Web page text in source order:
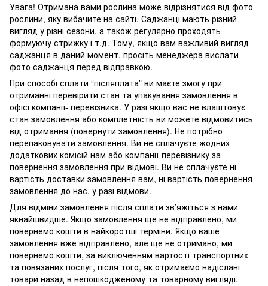
Увага! Отримана вами рослина може відрізнятися від фото
рослини, яку вибачите на сайті. Саджанці мають різний
вигляд у різні сезони, а також регулярно проходять
формуючу стрижку і т.д. Тому, якщо вам важливий вигляд
саджанця в даний момент, просіть менеджера вислати
фото саджанця перед відправкою.
При способі сплати “післяплата” ви маєте змогу при
отриманні перевірити стан та упакування замовлення в
офісі компанії- перевізника. У разі якщо вас не влаштовує
стан замовлення або комплетність ви можете відмовитись
від отримання (повернути замовлення). Не потрібно
перепаковувати замовлення. Ви не сплачуєте жодних
додаткових комісій нам або компанії-перевізнику за
повернення замовлення при відмові. Ви не сплачуєте ні
вартість доставки замовлення вам, ні вартість повернення
замовлення до нас, у разі відмови.
Для відміни замовлення після сплати зв’яжіться з нами
якнайшвидше. Якщо замовлення ще не відправлено, ми
повернемо кошти в найкоротші терміни. Якщо ваше
замовлення вже відправлено, але ще не отримано, ми
повернемо кошти, за виключенням вартості транспортних
та повязаних послуг, після того, як отримаємо надіслані
товари назад в непошкодженому та товарному вигляді.